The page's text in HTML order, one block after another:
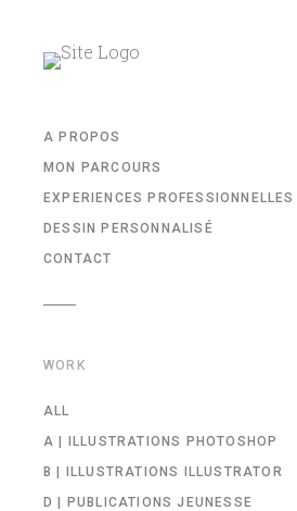
A PROPOS
MON PARCOURS
EXPERIENCES PROFESSIONNELLES
DESSIN PERSONNALISÉ
CONTACT
WORK
ALL
A | ILLUSTRATIONS PHOTOSHOP
B | ILLUSTRATIONS ILLUSTRATOR
D | PUBLICATIONS JEUNESSE